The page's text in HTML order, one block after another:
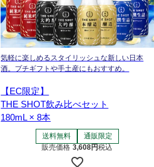
気軽に楽しめるスタイリッシュな新しい日本
酒。プチギフトや手土産にもおすすめ。
【EC限定】
THE SHOT飲み比べセット
180mL × 8本
送料無料
通販限定
販売価格 3,608 税込